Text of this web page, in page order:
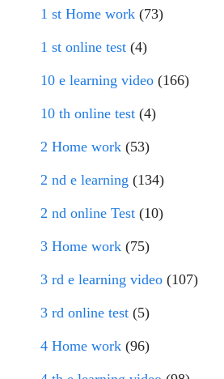
1 st Home work (73)
1 st online test (4)
10 e learning video (166)
10 th online test (4)
2 Home work (53)
2 nd e learning (134)
2 nd online Test (10)
3 Home work (75)
3 rd e learning video (107)
3 rd online test (5)
4 Home work (96)